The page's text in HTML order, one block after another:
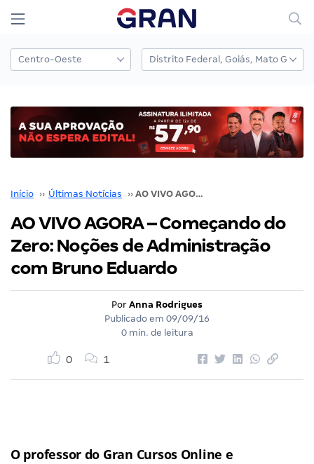
Início ›› Últimas Notícias ›› AO VIVO AGORA – Começando do Zero: Noções de Administração com Bruno Eduardo
AO VIVO AGORA – Começando do
Zero: Noções de Administração
com Bruno Eduardo
Por Anna Rodrigues
Publicado em 09/09/16
0 min. de leitura
0 1
O professor do Gran Cursos Online e